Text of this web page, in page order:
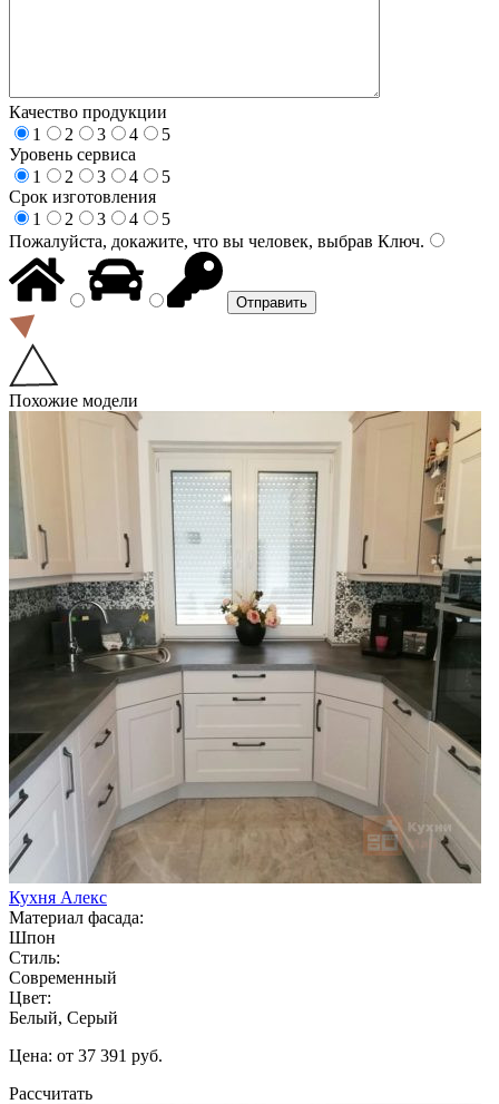
Качество продукции
1
2 3 4
5
Уровень сервиса
1
2 3 4
5
Срок изготовления
1
2 3 4
5
Пожалуйста, докажите, что вы человек, выбрав Ключ.
Похожие модели
Кухня Алекс
Материал фасада:
Шпон
Стиль:
Современный
Цвет:
Белый, Серый
Цена: от 37 391 руб.
Рассчитать